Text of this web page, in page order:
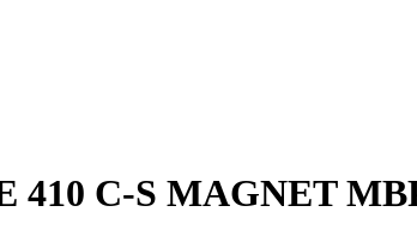
410 С-S MAGNET